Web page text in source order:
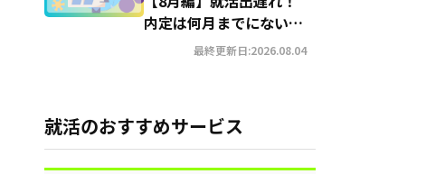
内定は何月までにないと
やばい？今からでも挽回
最終更新日:2026.08.04
就活のおすすめサービス